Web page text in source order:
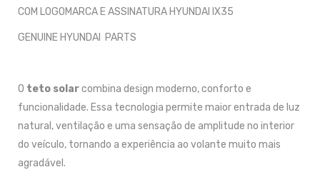
COM LOGOMARCA E ASSINATURA HYUNDAI IX35
GENUINE HYUNDAI PARTS
O teto solarcombina design moderno, conforto e
funcionalidade. Essa tecnologia permite maior entrada de luz
natural, ventilação e uma sensação de amplitude no interior
do veículo, tornando a experiência ao volante muito mais
agradável.